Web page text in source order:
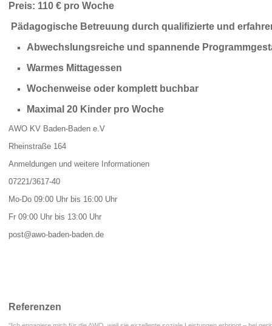
Preis: 110 € pro Woche
Päd­ago­gi­sche Be­treu­ung durch qua­li­fi­zier­te und
Ab­wechs­lungs­rei­che und span­nen­de
War­mes Mit­tag­es­sen
Wo­chen­wei­se oder kom­plett buch­bar
Ma­xi­mal 20 Kin­der pro Woche
AWO KV Ba­den-Ba­den e.V
Rhein­stra­ße 164
An­mel­dun­gen und wei­te­re In­for­ma­tio­nen
07221/3617-40
Mo-Do 09:00 Uhr bis 16:00 Uhr
Fr 09:00 Uhr bis 13:00 Uhr
post@​awo-​baden-​baden.​de
Referenzen